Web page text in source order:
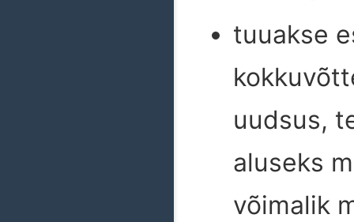
tuuakse
uudsus,
aluseks
võimalik